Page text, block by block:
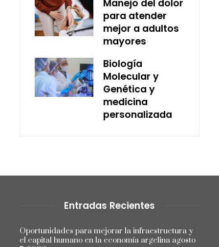
Manejo del dolor
para atender
mejor a adultos
mayores
Biología
Molecular y
Genética y
medicina
personalizada
Entradas Recientes
Oportunidades para mejorar la infraestructura y
el capital humano en la economía argelina agosto